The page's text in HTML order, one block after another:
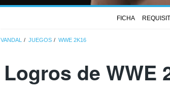
FICHA
VANDAL JUEGOS WWE 2K16
Logros de WWE